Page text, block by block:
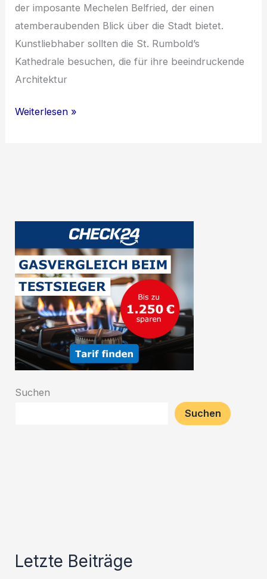
der imposante Mechelen Belfried, der einen
atemberaubenden Blick über die Stadt bietet.
Kunstliebhaber sollten die St. Rumbold’s
Kathedrale besuchen, die für ihre beeindruckende
Architektur
Entdecke
mit
Weiterlesen »
Suchen
Suchen
Letzte Beiträge